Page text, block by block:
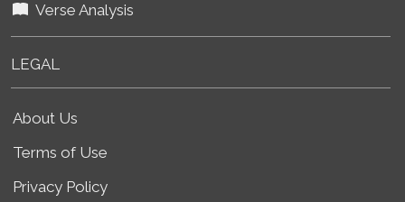
Verse Analysis
LEGAL
About Us
Terms of Use
Privacy Policy